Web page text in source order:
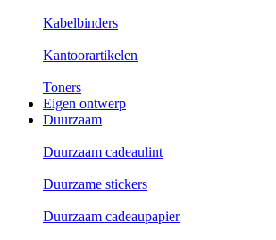
Kabelbinders
Kantoorartikelen
Toners
Eigen ontwerp
Duurzaam
Duurzaam cadeaulint
Duurzame stickers
Duurzaam cadeaupapier